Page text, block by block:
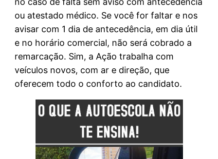
ou atestado médico. Se você for faltar e nos
avisar com 1 dia de antecedência, em dia útil
e no horário comercial, não será cobrado a
remarcação. Sim, a Ação trabalha com
veículos novos, com ar e direção, que
oferecem todo o conforto ao candidato.